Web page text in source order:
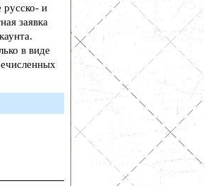
русско- и
заявка
в виде